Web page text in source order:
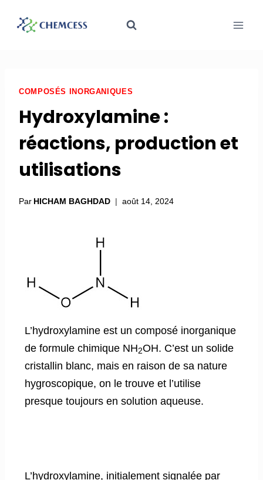
COMPOSÉS INORGANIQUES
Hydroxylamine :
réactions, production et
utilisations
Par HICHAM BAGHDAD août 14, 2024
L’hydroxylamine est un composé inorganique
de formule chimique NH2OH. C’est un solide
cristallin blanc, mais en raison de sa nature
hygroscopique, on le trouve et l’utilise
presque toujours en solution aqueuse.
L’hydroxylamine, initialement signalée par